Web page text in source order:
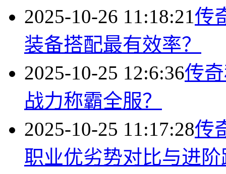
2025-10-26 11:18:21传
装备搭配最有效率？
2025-10-25 12:6:36传
战力称霸全服？
2025-10-25 11:17:28传
职业优劣势对比与进